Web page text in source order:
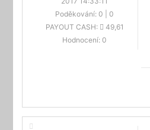
Poděkování: 0
0
PAYOUT CASH:
49,61
Hodnocení: 0